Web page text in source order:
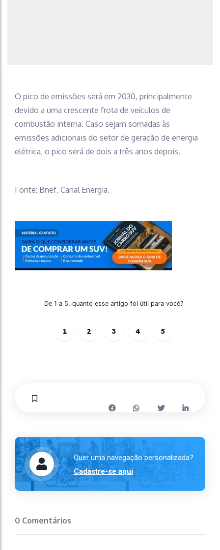
O pico de emissões será em 2030, principalmente
devido a uma crescente frota de veículos de
combustão interna. Caso sejam somadas às
emissões adicionais do setor de geração de energia
elétrica, o pico será de dois a três anos depois.
Fonte: Bnef, Canal Energia.
De 1 a 5, quanto esse artigo foi útil para você?
1 2 3 4 5
Quer uma navegação personalizada?
Cadastre-se aqui
0 Comentários